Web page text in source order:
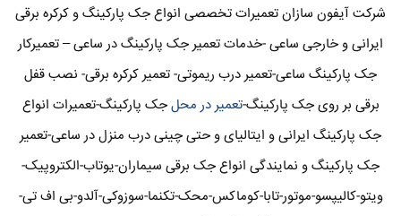
شرکت آیفون سازان تعمیرات تخصصی انواع جک پارکینگ و کرکره برقی
ایرانی و خارجی ساعی -خدمات تعمیر جک پارکینگ در ساعی – تعمیرکار
جک پارکینگ ساعی-تعمیر درب ریموتی- تعمیر کرکره برقی- نصب قفل
برقی بر روی جک پارکینگ-تعمیر در محلجک پارکینگ-تعمیرات انواع
جک پارکینگ ایرانی و ایتالیای و حتی چینی درب منزل در ساعی-تعمیر
جک پارکینگ و نمایندگی انواع جک برقی سیماران-یوتاب-الکتروپیک-
ویتو-کالیپسو-موتور-تابا-کوماکس-محک-تکنما-سوزوکی-آلدو-بی اف تی-